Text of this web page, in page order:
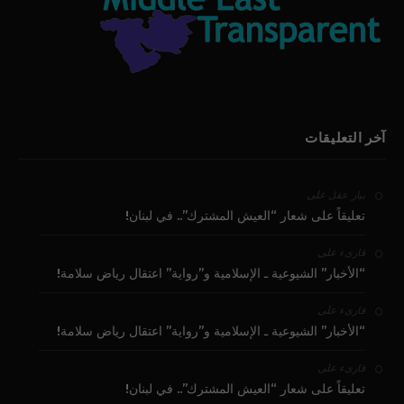
آخر التعليقات
بيار عقل على
تعليقاً على شعار “العيش المشترك”.. في لبنان!
قارىء على
“الأخبار” الشيوعية ـ الإسلامية و”رواية” اعتقال رياض سلامة!
قارىء على
“الأخبار” الشيوعية ـ الإسلامية و”رواية” اعتقال رياض سلامة!
قارىء على
تعليقاً على شعار “العيش المشترك”.. في لبنان!